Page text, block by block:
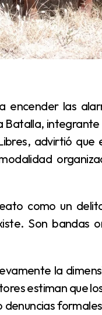
integrante
advirtió
Son bandas
estiman que
denuncias